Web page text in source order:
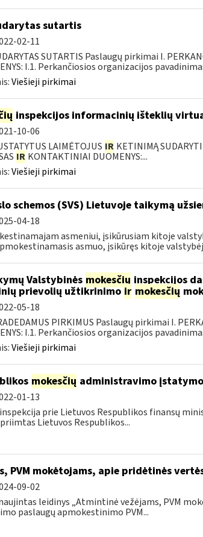
sutartis
02-11
SUTARTIS Paslaugų pirkimai I.
I.1. Perkančiosios organizacijos
Viešieji pirkimai
inspekcijos informacinių išteklių
10-06
LAIMĖTOJUS IR KETINIMĄ
IR KONTAKTINIAI DUOMENYS:...
Viešieji pirkimai
schemos (SVS) Lietuvoje taikymą
04-18
asmeniui, įsikūrusiam kitoje
asmuo, įsikūręs kitoje
Valstybinės mokesčiųinspekcijos
prievolių užtikrinimoir mokesčių
05-18
PIRKIMUS Paslaugų pirkimai I.
I.1. Perkančiosios organizacijos
Viešieji pirkimai
mokesčių administravimo
01-13
inspekcija prie Lietuvos Respublikos finansų
Lietuvos Respublikos...
PVM mokėtojams, apie pridėtinės
09-02
leidinys „Atmintinė vežėjams, PVM
paslaugų apmokestinimo PVM...